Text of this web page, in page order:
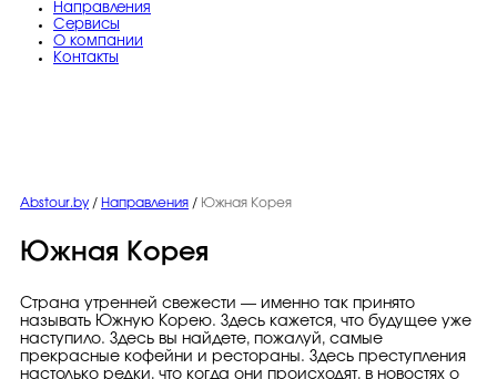
Направления
Сервисы
O компании
Контакты
Abstour.by / Направления / Южная Корея
Южная Корея
Страна утренней свежести — именно так принято
называть Южную Корею. Здесь кажется, что будущее уже
наступило. Здесь вы найдете, пожалуй, самые
прекрасные кофейни и рестораны. Здесь преступления
настолько редки, что когда они происходят, в новостях о